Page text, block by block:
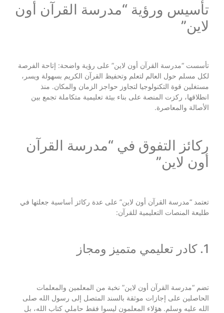
تأسيس ورؤية “مدرسة القرآن أون
لاين”
تأسست “مدرسة القرآن أون لاين” على رؤية واضحة: إتاحة الفرصة
لكل مسلم حول العالم لتعلم وتحفيظ القرآن الكريم بسهولة ويسر،
مستغلين قوة التكنولوجيا لتجاوز حواجز الزمان والمكان. منذ
انطلاقها، ركزت المنصة على بناء بيئة تعليمية متكاملة تجمع بين
الأصالة والمعاصرة.
ركائز التفوق في “مدرسة القرآن
أون لاين”
تعتمد “مدرسة القرآن أون لاين” على عدة ركائز أساسية جعلتها في
طليعة المنصات التعليمية للقرآن:
1. كادر تعليمي متميز ومجاز
تضم “مدرسة القرآن أون لاين” نخبة من المعلمين والمعلمات
الحاصلين على إجازات موثقة بالسند المتصل إلى رسول الله صلى
الله عليه وسلم. هؤلاء المعلمون ليسوا فقط حاملي كتاب الله، بل